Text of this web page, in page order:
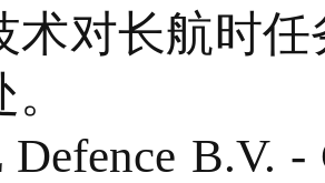
术对长航时
Defence B.V.